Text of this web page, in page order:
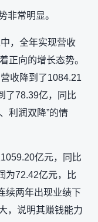
非常明显。
，全年实现营收
正向的增长态势。
收降到了1084.21
了78.39亿，同比
利润双降”的情
亿元，同比
为72.42亿元，比
续两年出现业绩下
，说明其赚钱能力